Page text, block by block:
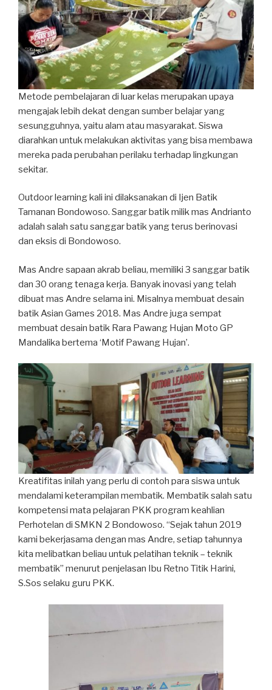
Metode pembelajaran di luar kelas merupakan upaya
mengajak lebih dekat dengan sumber belajar yang
sesungguhnya, yaitu alam atau masyarakat. Siswa
diarahkan untuk melakukan aktivitas yang bisa membawa
mereka pada perubahan perilaku terhadap lingkungan
sekitar.
Outdoor learning kali ini dilaksanakan di Ijen Batik
Tamanan Bondowoso. Sanggar batik milik mas Andrianto
adalah salah satu sanggar batik yang terus berinovasi
dan eksis di Bondowoso.
Mas Andre sapaan akrab beliau, memiliki 3 sanggar batik
dan 30 orang tenaga kerja. Banyak inovasi yang telah
dibuat mas Andre selama ini. Misalnya membuat desain
batik Asian Games 2018. Mas Andre juga sempat
membuat desain batik Rara Pawang Hujan Moto GP
Mandalika bertema ‘Motif Pawang Hujan’.
Kreatifitas inilah yang perlu di contoh para siswa untuk
mendalami keterampilan membatik. Membatik salah satu
kompetensi mata pelajaran PKK program keahlian
Perhotelan di SMKN 2 Bondowoso. “Sejak tahun 2019
kami bekerjasama dengan mas Andre, setiap tahunnya
kita melibatkan beliau untuk pelatihan teknik – teknik
membatik” menurut penjelasan Ibu Retno Titik Harini,
S.Sos selaku guru PKK.